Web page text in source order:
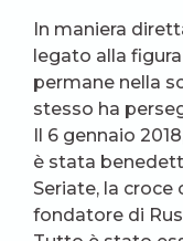
In maniera
legato alla
permane nella
stesso ha
Il 6 gennaio
è stata
Seriate, la croce
fondatore di